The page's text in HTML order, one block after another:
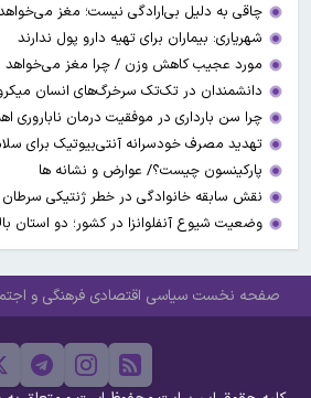
چاقی به دلیل بی‌ارادگی نیست؛ مغز
شهریاری: بیماران برای تهیه دارو پول ندارند
مورد عجیب کاهش وزن / چرا مغز می‌خواهد
دانشمندان در تک‌تک سرخرگ‌های انسان
چرا سن بارداری در موفقیت درمان ناباروری
تهدید مصرف خودسرانه آنتی‌بیوتیک‌‌ برای
پارکینسون چیست؟/ عوارض و نشانه ها
نقش سابقه خانوادگی در خطر ژنتیکی سرطان
وضعیت شیوع آنفلوانزا در کشور؛ دو استان
صفحه نخست سیاسی اقتصادی فرهنگی و